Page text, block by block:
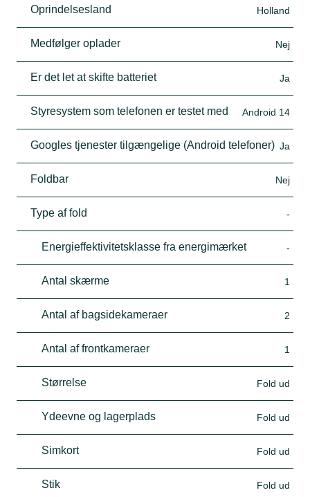
Oprindelsesland Holland
Medfølger oplader Nej
Er det let at skifte batteriet Ja
Styresystem som telefonen er testet med Android 14
Googles tjenester tilgængelige (Android telefoner) Ja
Foldbar Nej
Type af fold -
Energieffektivitetsklasse fra energimærket -
Antal skærme 1
Antal af bagsidekameraer 2
Antal af frontkameraer 1
Størrelse Fold ud
Ydeevne og lagerplads Fold ud
Simkort Fold ud
Stik Fold ud